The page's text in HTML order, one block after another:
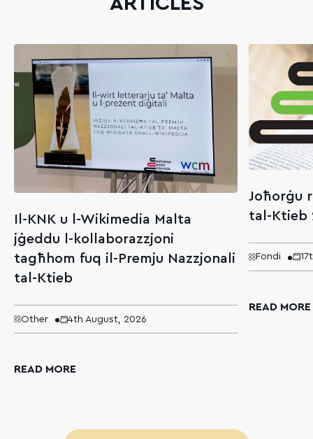
Il-KNK u l-Wikimedia Malta
jġeddu l-kollaborazzjoni
tagħhom fuq il-Premju Nazzjonali
tal-Ktieb
Other 4th August, 2026
READ MORE
Joħorġu
tal-Ktieb
Fondi
READ MORE